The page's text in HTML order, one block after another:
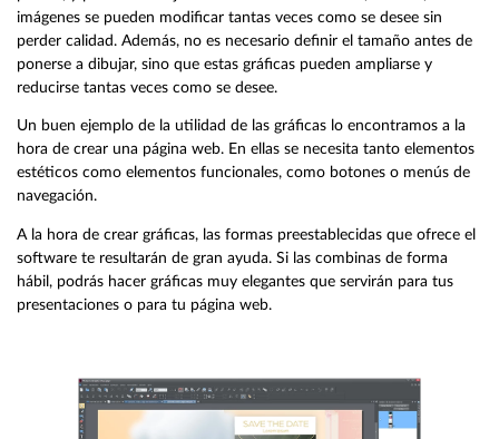
imágenes se pueden modificar tantas veces como se desee sin
perder calidad. Además, no es necesario definir el tamaño antes de
ponerse a dibujar, sino que estas gráficas pueden ampliarse y
reducirse tantas veces como se desee.
Un buen ejemplo de la utilidad de las gráficas lo encontramos a la
hora de crear una página web. En ellas se necesita tanto elementos
estéticos como elementos funcionales, como botones o menús de
navegación.
A la hora de crear gráficas, las formas preestablecidas que ofrece el
software te resultarán de gran ayuda. Si las combinas de forma
hábil, podrás hacer gráficas muy elegantes que servirán para tus
presentaciones o para tu página web.